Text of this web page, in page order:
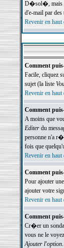
D�sol�, mais
d'e-mail par des
Revenir en haut
Comment
Facile, cliquez
sujet (la liste
Revenir en haut
Comment
A moins que
Editerdu
personne n'a
fois que
Revenir en haut
Comment
Pour ajouter
ajouter votre
Revenir en haut
Comment
Cr�er un
vous ne le
Ajouter l'option